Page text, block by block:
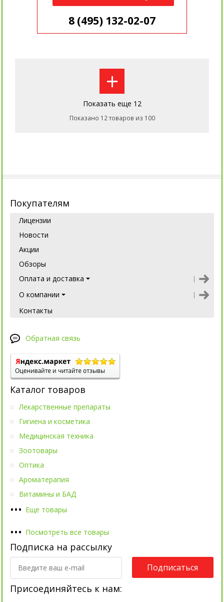
8 (495) 132-02-07
+
Показать еще 12
Показано 12 товаров из 100
Покупателям
Лицензии
Новости
Акции
Обзоры
Оплата и доставка
О компании
Контакты
Обратная связь
Каталог товаров
••• Еще товары
Лекарственные препараты
Гигиена и косметика
Медицинская техника
Зоотовары
Оптика
Ароматерапия
Витамины и БАД
••• Посмотреть все товары
Подписка на рассылку
Подписаться
Присоединяйтесь к нам: